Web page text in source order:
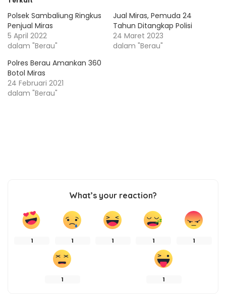
Polsek Sambaliung Ringkus
Penjual Miras
5 April 2022
dalam "Berau"
Jual Miras, Pemuda 24
Tahun Ditangkap Polisi
24 Maret 2023
dalam "Berau"
Polres Berau Amankan 360
Botol Miras
24 Februari 2021
dalam "Berau"
What’s your reaction?
1 1 1 1 1
1 1